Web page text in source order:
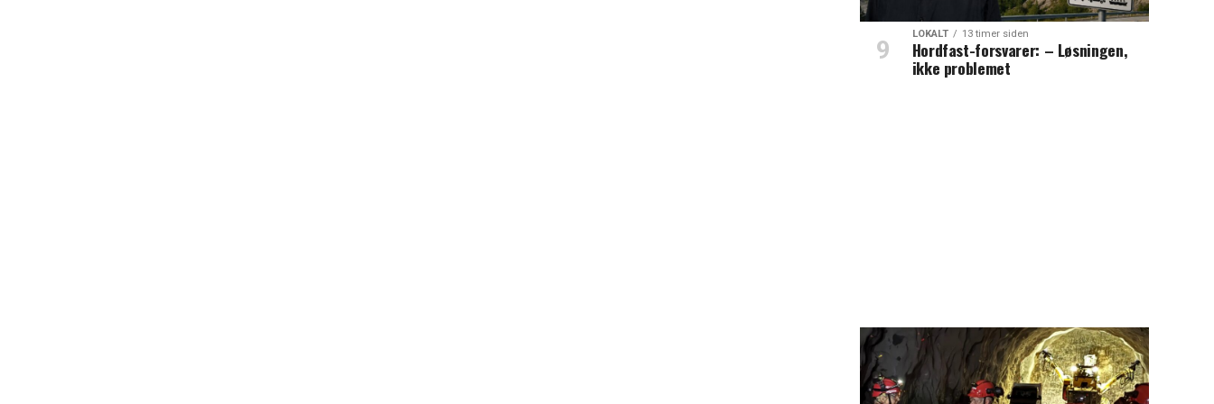
LOKALT 13 timer siden
Hordfast-forsvarer: – Løsningen,
ikke problemet